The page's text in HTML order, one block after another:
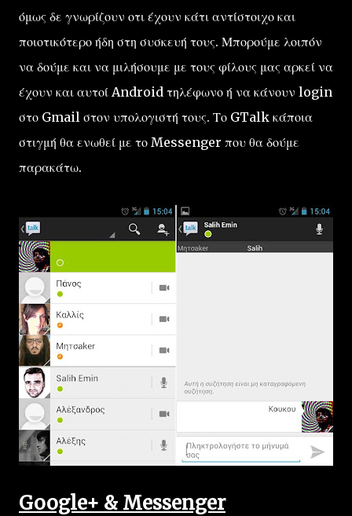
όμως δε γνωρίζουν οτι έχουν κάτι αντίστοιχο και
ποιοτικότερο ήδη στη συσκευή τους. Μπορούμε λοιπόν
να δούμε και να μιλήσουμε με τους φίλους μας αρκεί να
έχουν και αυτοί Android τηλέφωνο ή να κάνουν login
στο Gmail στον υπολογιστή τους. Το GTalk κάποια
στιγμή θα ενωθεί με το Messenger που θα δούμε
παρακάτω.
Google+ & Messenger